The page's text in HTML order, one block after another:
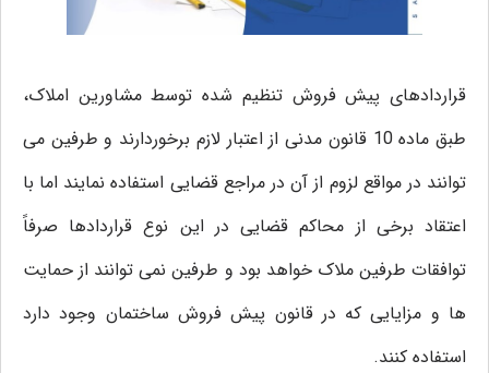
قراردادهای پیش فروش تنظیم شده توسط مشاورین املاک،
طبق ماده 10 قانون مدنی از اعتبار لازم برخوردارند و طرفین می
توانند در مواقع لزوم از آن در مراجع قضایی استفاده نمایند اما با
اعتقاد برخی از محاکم قضایی در این نوع قراردادها صرفاً
توافقات طرفین ملاک خواهد بود و طرفین نمی توانند از حمایت
ها و مزایایی که در قانون پیش فروش ساختمان وجود دارد
استفاده کنند.